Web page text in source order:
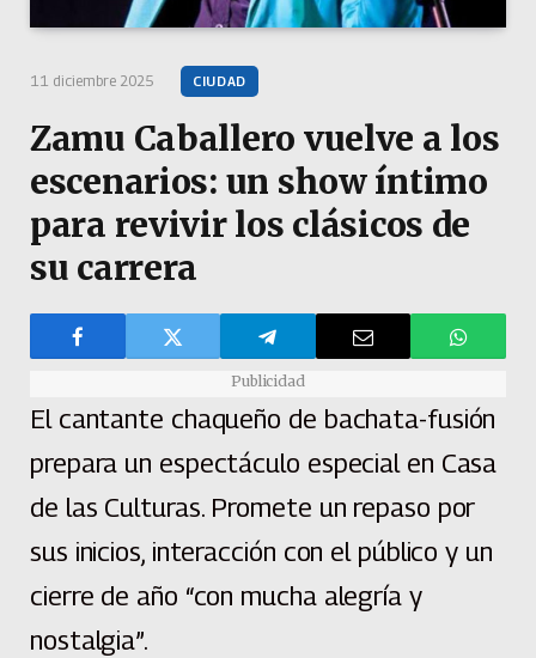
11 diciembre 2025 CIUDAD
Zamu Caballero vuelve a los
escenarios: un show íntimo
para revivir los clásicos de
su carrera
Publicidad
El cantante chaqueño de bachata-fusión
prepara un espectáculo especial en Casa
de las Culturas. Promete un repaso por
sus inicios, interacción con el público y un
cierre de año “con mucha alegría y
nostalgia”.